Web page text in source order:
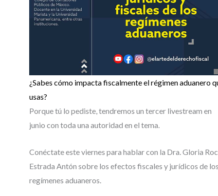
¿Sabes cómo impacta fiscalmente el régimen aduanero
usas?
Porque tú lo pediste, tendremos un tercer livestream en
junio con toda una autoridad en el tema.
Conéctate este viernes para hablar con la Dra. Gloria
Estrada Antón sobre los efectos fiscales y jurídicos de
regímenes aduaneros.